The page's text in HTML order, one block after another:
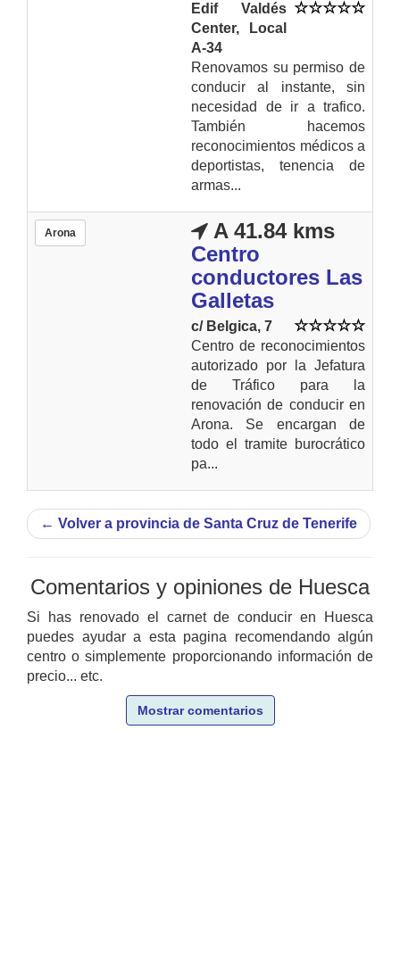
Edif Valdés
Center, Local
A-34
Renovamos su permiso de
conducir al instante, sin
necesidad de ir a trafico.
También hacemos
reconocimientos médicos a
deportistas, tenencia de
armas...
Arona
A 41.84 kms
Centro
conductores Las
Galletas
c/ Belgica, 7
Centro de reconocimientos
autorizado por la Jefatura
de Tráfico para la
renovación de conducir en
Arona. Se encargan de
todo el tramite burocrático
pa...
← Volver a provincia de Santa Cruz de Tenerife
Comentarios y opiniones de Huesca
Si has renovado el carnet de conducir en Huesca
puedes ayudar a esta pagina recomendando algún
centro o simplemente proporcionando información de
precio... etc.
Mostrar comentarios